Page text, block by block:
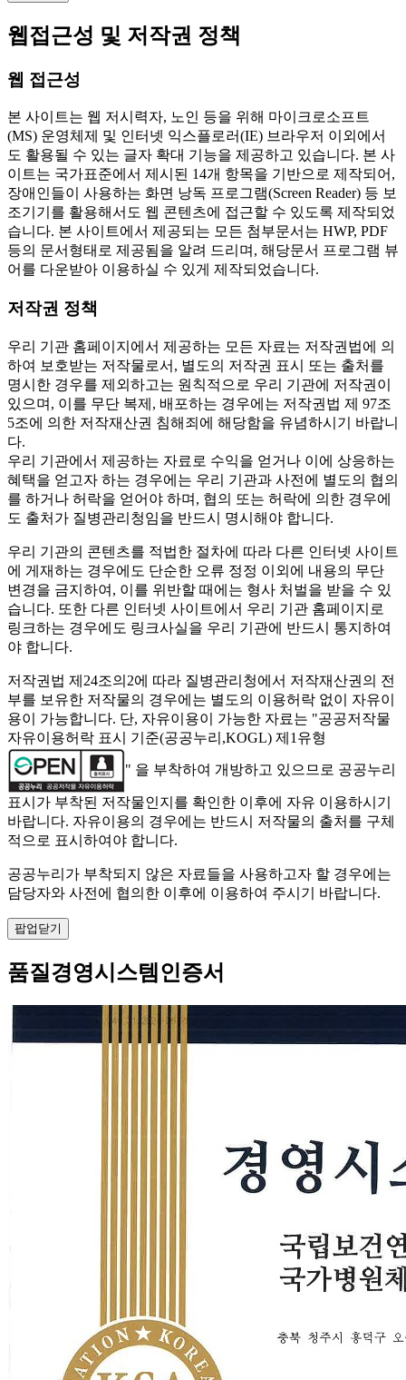
웹접근성 및 저작권 정책
웹 접근성
본 사이트는 웹 저시력자, 노인 등을 위해 마이크로소프트
(MS) 운영체제 및 인터넷 익스플로러(IE) 브라우저 이외에서
도 활용될 수 있는 글자 확대 기능을 제공하고 있습니다. 본 사
이트는 국가표준에서 제시된 14개 항목을 기반으로 제작되어,
장애인들이 사용하는 화면 낭독 프로그램(Screen Reader) 등 보
조기기를 활용해서도 웹 콘텐츠에 접근할 수 있도록 제작되었
습니다. 본 사이트에서 제공되는 모든 첨부문서는 HWP, PDF
등의 문서형태로 제공됨을 알려 드리며, 해당문서 프로그램 뷰
어를 다운받아 이용하실 수 있게 제작되었습니다.
저작권 정책
우리 기관 홈페이지에서 제공하는 모든 자료는 저작권법에 의
하여 보호받는 저작물로서, 별도의 저작권 표시 또는 출처를
명시한 경우를 제외하고는 원칙적으로 우리 기관에 저작권이
있으며, 이를 무단 복제, 배포하는 경우에는 저작권법 제 97조
5조에 의한 저작재산권 침해죄에 해당함을 유념하시기 바랍니
다.
우리 기관에서 제공하는 자료로 수익을 얻거나 이에 상응하는
혜택을 얻고자 하는 경우에는 우리 기관과 사전에 별도의 협의
를 하거나 허락을 얻어야 하며, 협의 또는 허락에 의한 경우에
도 출처가 질병관리청임을 반드시 명시해야 합니다.
우리 기관의 콘텐츠를 적법한 절차에 따라 다른 인터넷 사이트
에 게재하는 경우에도 단순한 오류 정정 이외에 내용의 무단
변경을 금지하여, 이를 위반할 때에는 형사 처벌을 받을 수 있
습니다. 또한 다른 인터넷 사이트에서 우리 기관 홈페이지로
링크하는 경우에도 링크사실을 우리 기관에 반드시 통지하여
야 합니다.
저작권법 제24조의2에 따라 질병관리청에서 저작재산권의 전
부를 보유한 저작물의 경우에는 별도의 이용허락 없이 자유이
용이 가능합니다. 단, 자유이용이 가능한 자료는 "공공저작물
자유이용허락 표시 기준(공공누리,KOGL) 제1유형
" 을 부착하여 개방하고 있으므로 공공누리
표시가 부착된 저작물인지를 확인한 이후에 자유 이용하시기
바랍니다. 자유이용의 경우에는 반드시 저작물의 출처를 구체
적으로 표시하여야 합니다.
공공누리가 부착되지 않은 자료들을 사용하고자 할 경우에는
담당자와 사전에 협의한 이후에 이용하여 주시기 바랍니다.
팝업닫기
품질경영시스템인증서